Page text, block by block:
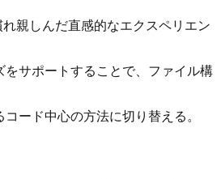
親しんだ直感的なエクスペリエン
をサポートすることで、ファイル構
ード中心の方法に切り替える。